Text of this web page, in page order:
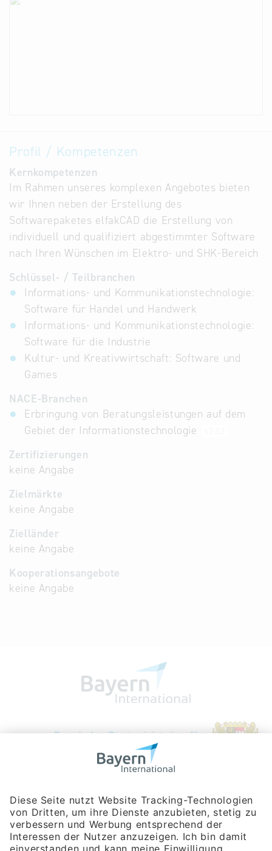
Profil / Kompetenzen
Kernkompetenzen
Im Rahmen unseres komplexen Angebotes bieten
wir Ihnen neben der Erstellung des
Softwarepaketes elfakCAD die Erstellung von
individuell und qualifiziert abgestimmter Software
nach Ihren Wünschen im Elektro- und SHK-Bereich
Schlüssel- / Teilbranchen
Informations- und Kommunikationstechnologie:
Software für Handel und Handwerk
Informations- und Kommunikationstechnologie:
Software für die Industrie
Kultur- und Kreativwirtschaft: Software und
Games
NACE-Branchen
Erbringung von Beratungsleistungen auf dem
Gebiet der Informationstechnologie
Zertifizierungen
keine Angabe
Zielmärkte
keine Angabe
Zielländer
keine Angabe
Kooperationsangebote
keine Angabe
Bayerische Gesellschaft für Internationale
Rosenheimer Str. 143C
81671 München
Tel:+49 180 5949260
(Festnetz 14 ct/min, Mobil max. 42 ct/min)